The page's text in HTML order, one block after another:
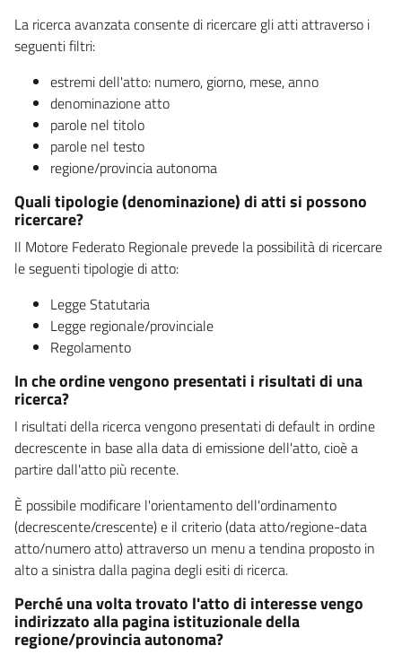
La ricerca avanzata consente di ricercare gli atti attraverso i
seguenti filtri:
estremi dell'atto: numero, giorno, mese, anno
denominazione atto
parole nel titolo
parole nel testo
regione/provincia autonoma
Quali tipologie (denominazione) di atti si possono
ricercare?
Il Motore Federato Regionale prevede la possibilità di ricercare
le seguenti tipologie di atto:
Legge Statutaria
Legge regionale/provinciale
Regolamento
In che ordine vengono presentati i risultati di una
ricerca?
I risultati della ricerca vengono presentati di default in ordine
decrescente in base alla data di emissione dell'atto, cioè a
partire dall'atto più recente.
È possibile modificare l'orientamento dell'ordinamento
(decrescente/crescente) e il criterio (data atto/regione-data
atto/numero atto) attraverso un menu a tendina proposto in
alto a sinistra dalla pagina degli esiti di ricerca.
Perché una volta trovato l'atto di interesse vengo
indirizzato alla pagina istituzionale della
regione/provincia autonoma?